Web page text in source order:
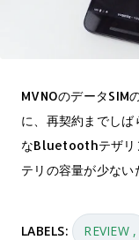
MVNOのデータ
に、再契約までし
なBluetoothテザリ
テリの容量が少な
LABELS: REVIEW